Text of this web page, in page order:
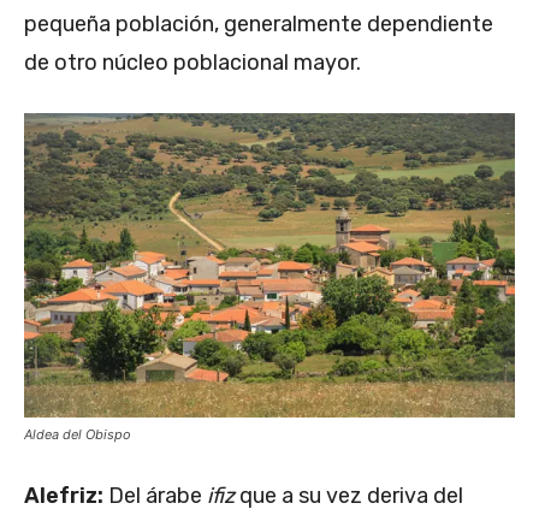
pequeña población, generalmente dependiente
de otro núcleo poblacional mayor.
Aldea del Obispo
Alefriz: Del árabe ifizque a su vez deriva del